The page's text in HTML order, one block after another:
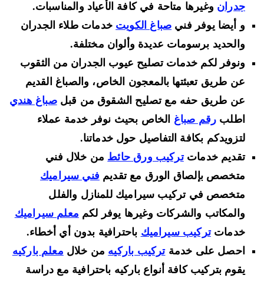
جدرانوغيرها متاحة في كافة الأعياد والمناسبات.
و أيضا يوفر فنيصباغ الكويتخدمات طلاء الجدران
والحديد برسومات عديدة وألوان مختلفة.
ونوفر لكم خدمات تصليح عيوب الجدران من الثقوب
عن طريق تعبئتها بالمعجون الخاص، والصباغ القديم
عن طريق حفه مع تصليح الشقوق من قبلصباغ هندي
اطلبرقم صباغالخاص بحيث نوفر خدمة عملاء
لتزويدكم بكافة التفاصيل حول خدماتنا.
تقديم خدماتتركيب ورق حائطمن خلال فني
متخصص بإلصاق الورق مع تقديمفني سيراميك
متخصص في تركيب سيراميك للمنازل والفلل
والمكاتب والشركات وغيرها يوفر لكممعلم سيراميك
خدماتتركيب سيراميكباحترافية بدون أي أخطاء.
احصل على خدمةتركيب باركيه من خلالمعلم باركيه
يقوم بتركيب كافة أنواع باركيه باحترافية مع دراسة